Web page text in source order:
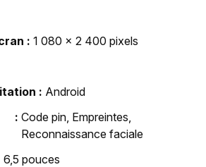
1 080 x 2 400 pixels
Android
Code pin, Empreintes,
Reconnaissance faciale
6,5 pouces